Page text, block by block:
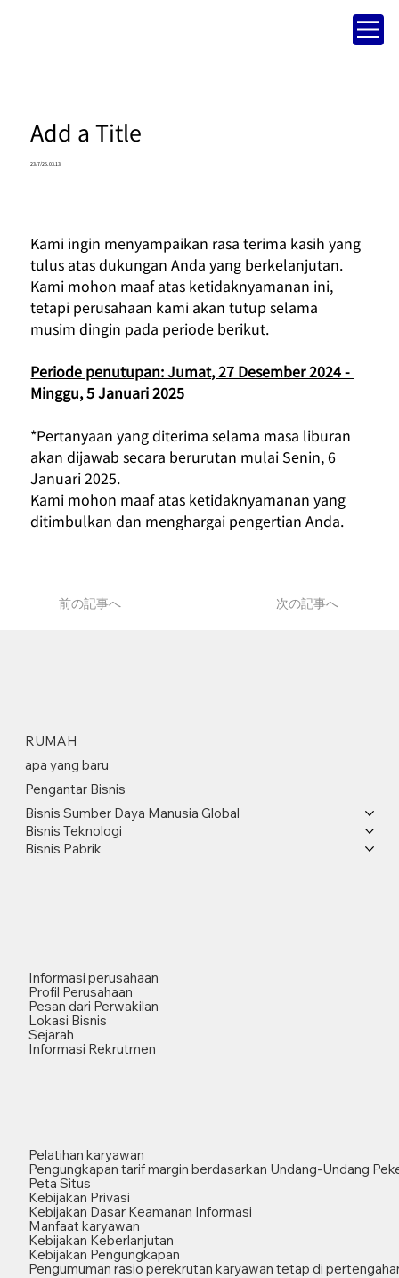
Add a Title
23/7/25, 03.13
前の記事へ 次の記事へ
Kami ingin menyampaikan rasa terima kasih yang
tulus atas dukungan Anda yang berkelanjutan.
Kami mohon maaf atas ketidaknyamanan ini,
tetapi perusahaan kami akan tutup selama
musim dingin pada periode berikut.
Periode penutupan: Jumat, 27 Desember 2024 -
Minggu, 5 Januari 2025
*Pertanyaan yang diterima selama masa liburan
akan dijawab secara berurutan mulai Senin, 6
Januari 2025.
Kami mohon maaf atas ketidaknyamanan yang
ditimbulkan dan menghargai pengertian Anda.
RUMAH
apa yang baru
Pengantar Bisnis
Bisnis Sumber Daya Manusia Global
Bisnis Teknologi
Bisnis Pabrik
Informasi perusahaan
Profil Perusahaan
Pesan dari Perwakilan
Lokasi Bisnis
Sejarah
Informasi Rekrutmen
Pelatihan karyawan
Pengungkapan tarif margin berdasarkan Undang-Undang
Peta Situs
Kebijakan Privasi
Kebijakan Dasar Keamanan Informasi
Manfaat karyawan
Kebijakan Keberlanjutan
Kebijakan Pengungkapan
Pengumuman rasio perekrutan karyawan tetap di